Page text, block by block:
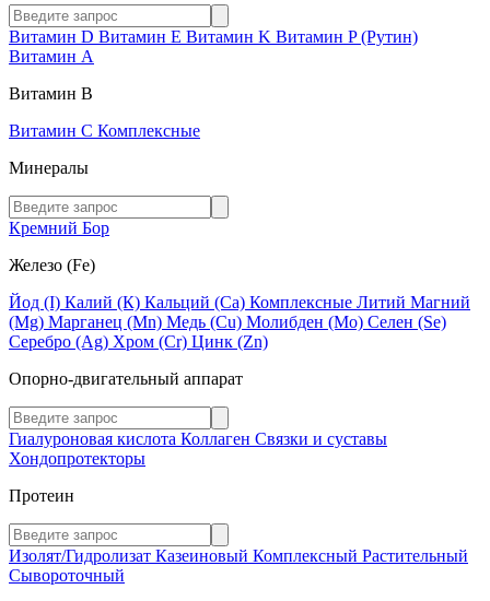
Витамин D Витамин E Витамин K Витамин P (Рутин)
Витамин А
Витамин В
Витамин C Комплексные
Минералы
Кремний Бор
Железо (Fe)
Йод (I) Калий (К) Кальций (Са) Комплексные Литий Магний
(Mg) Марганец (Mn) Медь (Сu) Молибден (Мо) Селен (Se)
Серебро (Ag) Хром (Cr) Цинк (Zn)
Опорно-двигательный аппарат
Гиалуроновая кислота Коллаген Связки и суставы
Хондопротекторы
Протеин
Изолят/Гидролизат Казеиновый Комплексный Растительный
Сывороточный